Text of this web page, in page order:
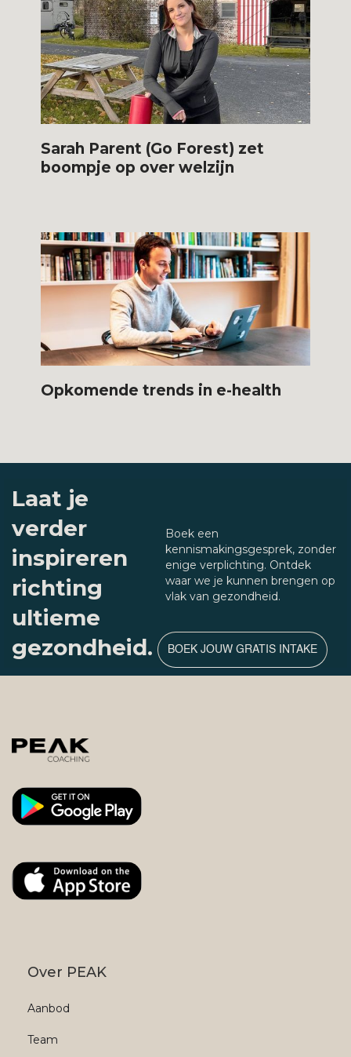
Sarah Parent (Go Forest) zet
boompje op over welzijn
Opkomende trends in e-health
Laat je
verder
inspireren
richting
ultieme
gezondheid.
Boek een
kennismakingsgesprek, zonder
enige verplichting. Ontdek
waar we je kunnen brengen op
vlak van gezondheid.
BOEK JOUW GRATIS INTAKE
Over PEAK
Aanbod
Team